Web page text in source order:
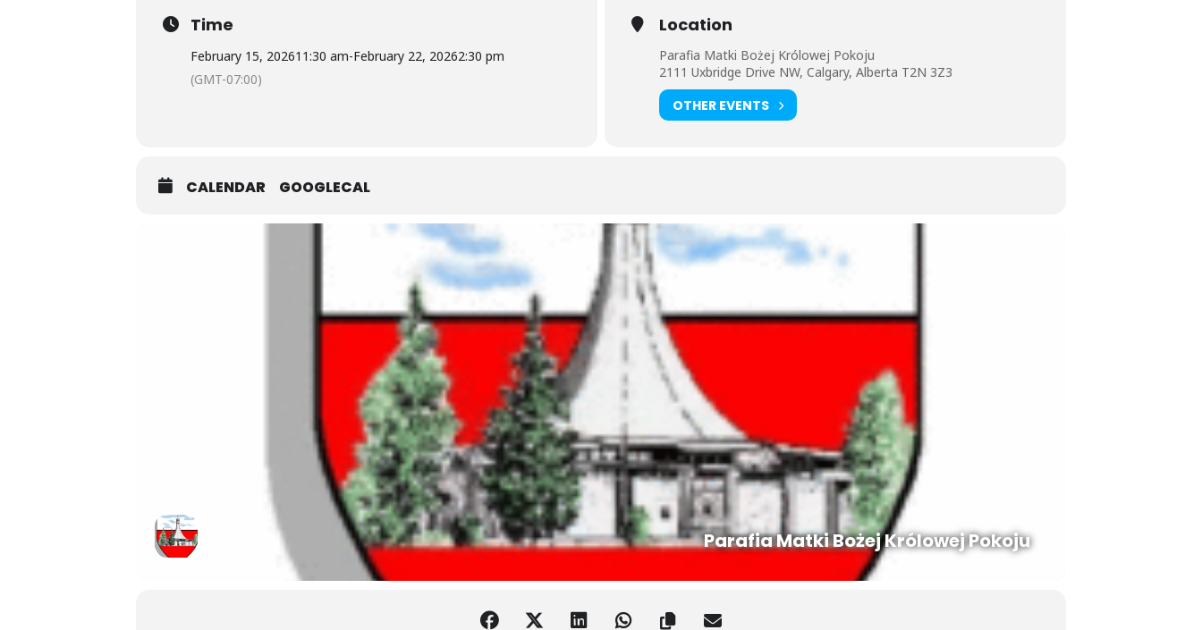
ZAPRASZAMY!!! Prosimy o udostępnianie!
Time
February 15, 202611:30 am-February 22, 20262:30 pm
(GMT-07:00)
Location
Parafia Matki Bożej Królowej Pokoju
2111 Uxbridge Drive NW, Calgary, Alberta T2N 3Z3
OTHER EVENTS
CALENDAR GOOGLECAL
Parafia Matki Bożej Królowej Pokoju